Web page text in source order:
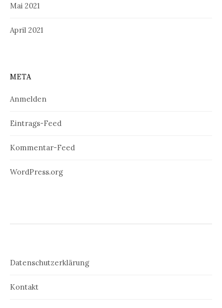
Mai 2021
April 2021
META
Anmelden
Eintrags-Feed
Kommentar-Feed
WordPress.org
Datenschutzerklärung
Kontakt